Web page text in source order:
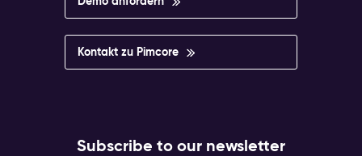
Kontakt zu Pimcore
Subscribe to our newsletter